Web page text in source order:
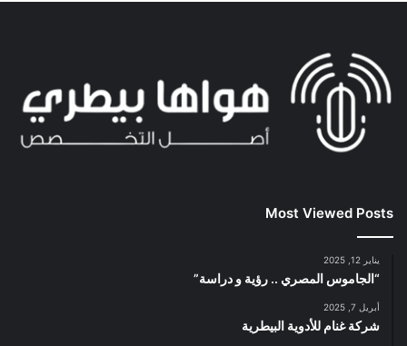
Most Viewed Posts
يناير 12, 2025
“الجاموس المصري .. رؤية و دراسة”
أبريل 7, 2025
شركة غنام للأدوية البيطرية